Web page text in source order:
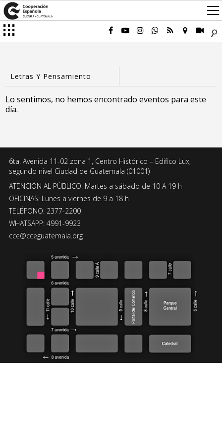
Lo sentimos, no hemos encontrado eventos para este
día.
6ta. Avenida 11-02 zona 1, Centro Histórico – Edifico Lux,
segundo nivel Ciudad de Guatemala (01001)
ATENCIÓN AL PÚBLICO: Martes a sábado de 10 A 19 h
OFICINAS: Lunes a viernes de 9 a 18 h
TELÉFONO: 2377-2200
WHATSAPP: 4991-9923
cce@cceguatemala.org